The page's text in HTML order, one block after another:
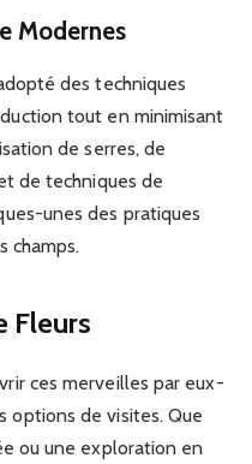
Modernes
des techniques
tout en minimisant
de serres, de
de techniques de
unes des pratiques
champs.
Fleurs
ces merveilles par eux-
options de visites. Que
ou une exploration en